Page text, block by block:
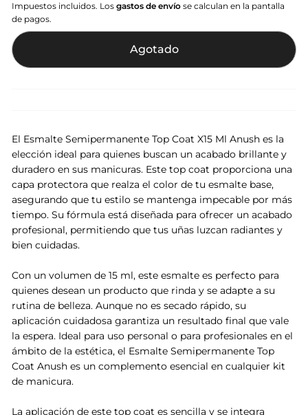
Impuestos incluidos. Los gastos de envío se calculan en la pantalla
de pagos.
Agotado
El Esmalte Semipermanente Top Coat X15 Ml Anush es la
elección ideal para quienes buscan un acabado brillante y
duradero en sus manicuras. Este top coat proporciona una
capa protectora que realza el color de tu esmalte base,
asegurando que tu estilo se mantenga impecable por más
tiempo. Su fórmula está diseñada para ofrecer un acabado
profesional, permitiendo que tus uñas luzcan radiantes y
bien cuidadas.
Con un volumen de 15 ml, este esmalte es perfecto para
quienes desean un producto que rinda y se adapte a su
rutina de belleza. Aunque no es secado rápido, su
aplicación cuidadosa garantiza un resultado final que vale
la espera. Ideal para uso personal o para profesionales en el
ámbito de la estética, el Esmalte Semipermanente Top
Coat Anush es un complemento esencial en cualquier kit
de manicura.
La aplicación de este top coat es sencilla y se integra